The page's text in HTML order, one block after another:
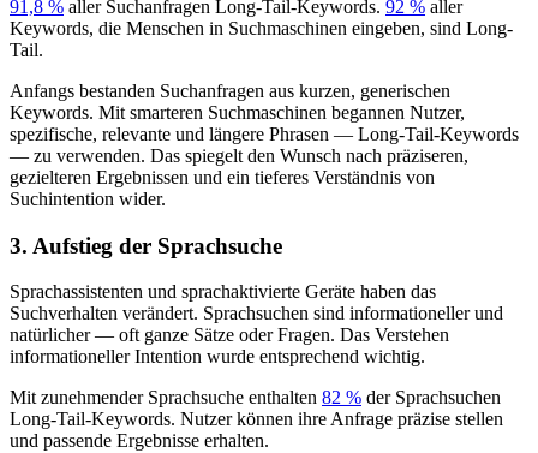
91,8 % aller Suchanfragen Long-Tail-Keywords. 92 % aller
Keywords, die Menschen in Suchmaschinen eingeben, sind Long-
Tail.
Anfangs bestanden Suchanfragen aus kurzen, generischen
Keywords. Mit smarteren Suchmaschinen begannen Nutzer,
spezifische, relevante und längere Phrasen — Long-Tail-Keywords
— zu verwenden. Das spiegelt den Wunsch nach präziseren,
gezielteren Ergebnissen und ein tieferes Verständnis von
Suchintention wider.
3. Aufstieg der Sprachsuche
Sprachassistenten und sprachaktivierte Geräte haben das
Suchverhalten verändert. Sprachsuchen sind informationeller und
natürlicher — oft ganze Sätze oder Fragen. Das Verstehen
informationeller Intention wurde entsprechend wichtig.
Mit zunehmender Sprachsuche enthalten 82 % der Sprachsuchen
Long-Tail-Keywords. Nutzer können ihre Anfrage präzise stellen
und passende Ergebnisse erhalten.